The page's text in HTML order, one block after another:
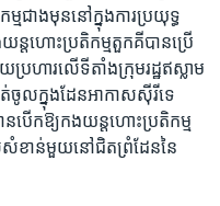
ាង​មុន​នៅ​ក្នុង​ការ​ប្រយុទ្ធ​
តហោះ​ប្រតិកម្ម​តួកគី​បាន​ប្រើ
ប្រហារ​លើ​ទីតាំង​ក្រុម​រដ្ឋ​ឥស្លាម
ចូល​ក្នុង​ដែន​អាកាស​ស៊ីរី​ទេ​
ើក​ឱ្យ​កង​យន្តហោះ​ប្រតិកម្ម​
សំខាន់​មួយ​នៅ​ជិត​ព្រំដែន​នៃ​